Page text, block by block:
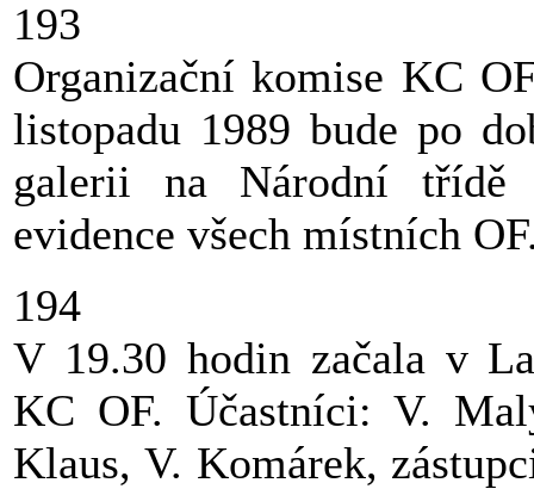
193
Organizační komise KC
listopadu 1989 bude po
galerii na Národní třídě
evidence všech místních
194
V 19.30 hodin začala v
KC OF. Účastníci: V.
Klaus, V. Komárek,